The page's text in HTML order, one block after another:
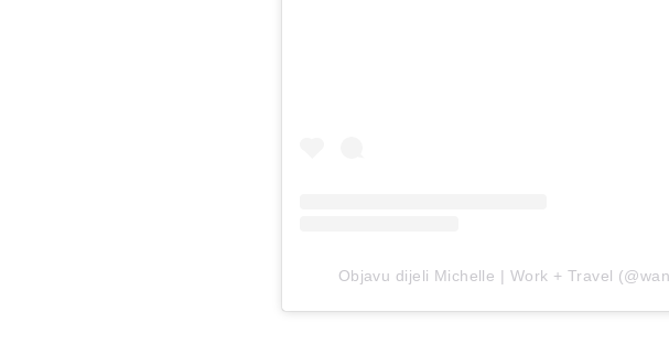
Objavu dijeli Michelle | Work + Travel